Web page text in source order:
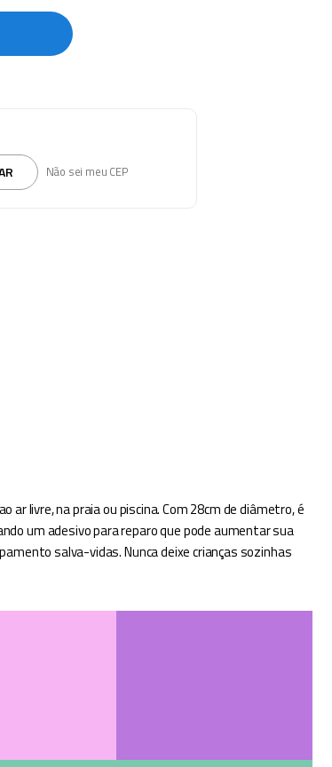
Não sei meu CEP
livre, na praia ou piscina. Com 28cm de diâmetro, é
um adesivo para reparo que pode aumentar sua
salva-vidas. Nunca deixe crianças sozinhas